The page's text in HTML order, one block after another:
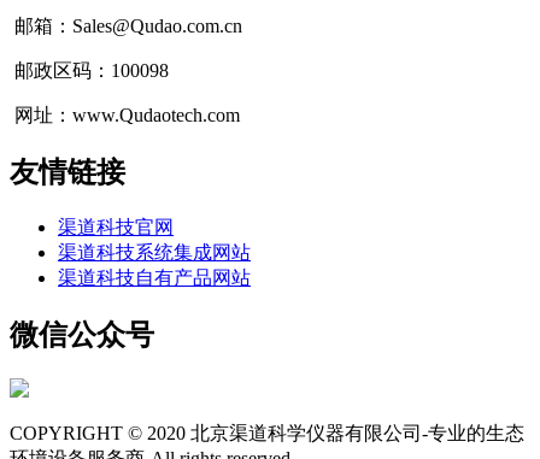
邮箱：Sales@Qudao.com.cn
邮政区码：100098
网址：www.Qudaotech.com
友情链接
渠道科技官网
渠道科技系统集成网站
渠道科技自有产品网站
微信公众号
COPYRIGHT © 2020 北京渠道科学仪器有限公司-专业的生态